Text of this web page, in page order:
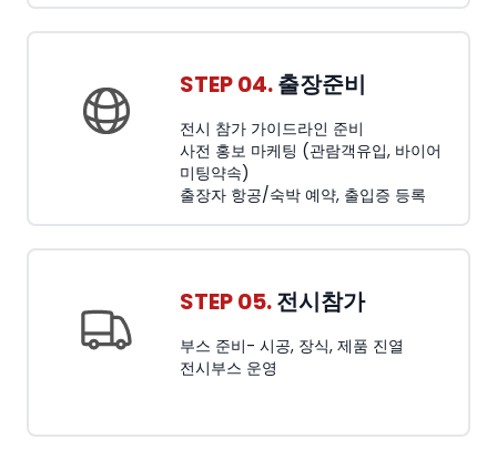
STEP 04.출장준비
전시 참가 가이드라인 준비
사전 홍보 마케팅 (관람객유입, 바이어
미팅약속)
출장자 항공/숙박 예약, 출입증 등록
STEP 05.전시참가
부스 준비- 시공, 장식, 제품 진열
전시부스 운영